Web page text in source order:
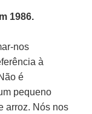
1986.
nos
à
é
pequeno
arroz. Nós nos